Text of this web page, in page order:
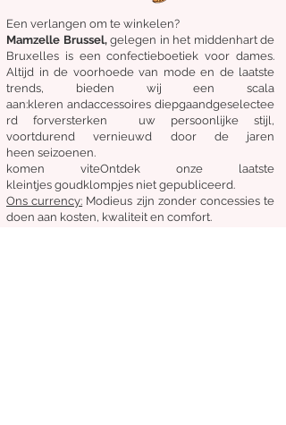
Een verlangen om te winkelen?
Mamzelle Brussel, gelegen in het middenhartde
Bruxelles is een confectieboetiek voor dames.
Altijd in de voorhoede van mode en de laatste
trends, bieden wij een scala
aan:kleren andaccessoires diepgaandgeselectee
rd forversterken uw persoonlijke stijl,
voortdurend vernieuwd door de jaren
heen seizoenen.
komen viteOntdek onze laatste
kleintjes goudklompjes niet gepubliceerd.
Ons currency: Modieus zijn zonder concessies te
doen aan kosten, kwaliteit en comfort.